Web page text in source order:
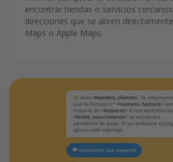
encontrar tiendas o servicios
direcciones que se abren
Maps o Apple Maps.